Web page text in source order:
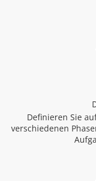
Definieren Sie
verschiedenen